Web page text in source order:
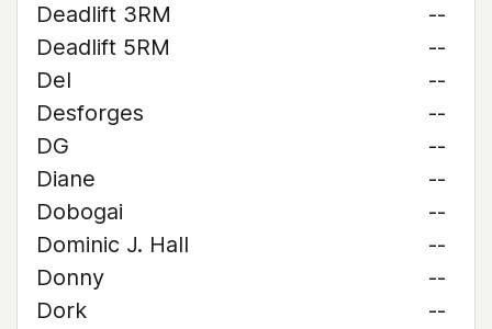
Deadlift 3RM
--
Deadlift 5RM
--
Del
--
Desforges
--
DG
--
Diane
--
Dobogai
--
Dominic J. Hall
--
Donny
--
Dork
--